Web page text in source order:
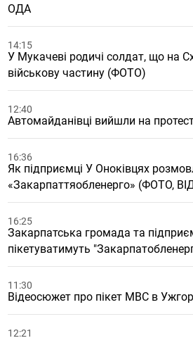
ОДА
14:15
У Мукачеві родичі солдат, що на
військову частину (ФОТО)
12:40
Автомайданівці вийшли на
16:36
Як підприємці У Оноківцях
«Закарпаттяобленерго» (ФОТО,
16:25
Закарпатська громада та
пікетуватимуть
11:30
Відеосюжет про пікет МВС в
12:21